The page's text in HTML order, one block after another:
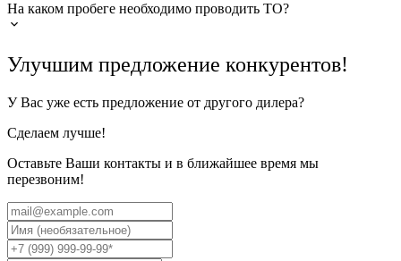
На каком пробеге необходимо проводить ТО?
Улучшим предложение конкурентов!
У Вас уже есть предложение от другого дилера?
Сделаем лучше!
Оставьте Ваши контакты и в ближайшее время мы
перезвоним!